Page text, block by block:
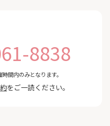
8838
間内のみとなります。
をご一読ください。